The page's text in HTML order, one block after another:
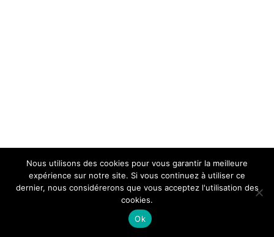
Nous utilisons des cookies pour vous garantir la meilleure
expérience sur notre site. Si vous continuez à utiliser ce
dernier, nous considérerons que vous acceptez l'utilisation des
cookies.
Ok